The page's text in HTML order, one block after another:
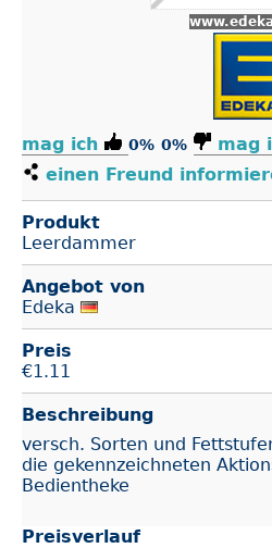
mag ich 0% 0% mag
einen Freund
Produkt
Leerdammer
Angebot von
Edeka
Preis
€1.11
Beschreibung
versch. Sorten und
die gekennzeichneten
Bedientheke
Preisverlauf